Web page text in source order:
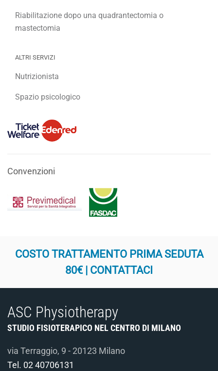
Riabilitazione dopo una quadrantectomia o
mastectomia
ALTRI SERVIZI
Nutrizionista
Spazio psicologico
Convenzioni
COSTO TRATTAMENTO PRIMA SEDUTA
80€ | CONTATTACI
ASC Physiotherapy
STUDIO FISIOTERAPICO NEL CENTRO DI MILANO
via Terraggio, 9 - 20123 Milano
Tel. 02 40706131